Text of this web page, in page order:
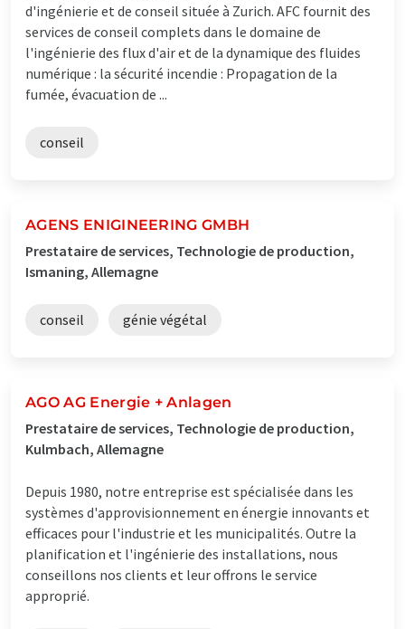
d'ingénierie et de conseil située à Zurich. AFC fournit des
services de conseil complets dans le domaine de
l'ingénierie des flux d'air et de la dynamique des fluides
numérique : la sécurité incendie : Propagation de la
fumée, évacuation de ...
conseil
AGENS ENIGINEERING GMBH
Prestataire de services, Technologie de production,
Ismaning, Allemagne
conseil génie végétal
AGO AG Energie + Anlagen
Prestataire de services, Technologie de production,
Kulmbach, Allemagne
Depuis 1980, notre entreprise est spécialisée dans les
systèmes d'approvisionnement en énergie innovants et
efficaces pour l'industrie et les municipalités. Outre la
planification et l'ingénierie des installations, nous
conseillons nos clients et leur offrons le service
approprié.